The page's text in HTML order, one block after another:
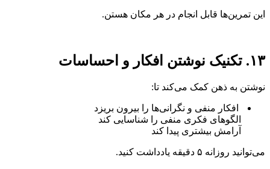
این تمرین‌ها قابل انجام در هر مکان هستن.
۱۳. تکنیک نوشتن افکار و احساسات
نوشتن به ذهن کمک می‌کند تا:
افکار منفی و نگرانی‌ها را بیرون بریزد
الگوهای فکری منفی را شناسایی کند
آرامش بیشتری پیدا کند
می‌توانید روزانه ۵ دقیقه یادداشت کنید.